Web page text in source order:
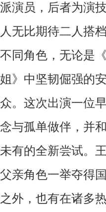
派演员，后者为演
人无比期待二人搭
不同角色，无论是
姐》中坚韧倔强的
众。这次出演一位
念与孤单做伴，并
未有的全新尝试。
父亲角色一举夺得
之外，也有在诸多